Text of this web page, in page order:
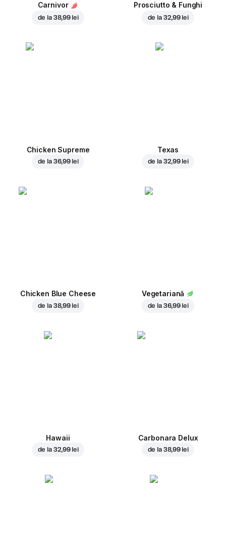
Carnivor
de la 38,99 lei
Prosciutto & Funghi
de la 32,99 lei
Chicken Supreme
de la 36,99 lei
Texas
de la 32,99 lei
Chicken Blue Cheese
de la 38,99 lei
Vegetariană
de la 36,99 lei
Hawaii
de la 32,99 lei
Carbonara Delux
de la 38,99 lei